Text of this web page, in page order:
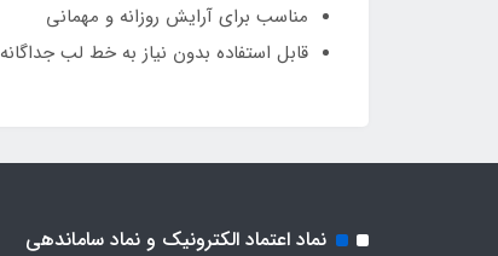
مناسب برای آرایش روزانه و مهمانی
قابل استفاده بدون نیاز به خط لب جداگانه
نماد اعتماد الکترونیک و نماد ساماندهی